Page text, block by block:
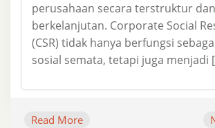
perusahaan secara terstruktur dan
berkelanjutan. Corporate Social
(CSR) tidak hanya berfungsi
sosial semata, tetapi juga menjadi
Read More